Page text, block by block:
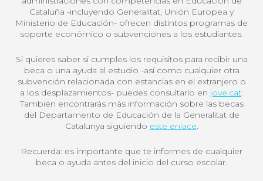
Cataluña -incluyendo Generalitat, Unión Europea y
Ministerio de Educación- ofrecen distintos programas de
soporte económico o subvenciones a los estudiantes.
Si quieres saber si cumples los requisitos para recibir una
beca o una ayuda al estudio -así como cualquier otra
subvención relacionada con estancias en el extranjero o
a los desplazamientos- puedes consultarlo en jove.cat.
También encontrarás más información sobre las becas
del Departamento de Educación de la Generalitat de
Catalunya siguiendo este enlace.
Recuerda: es importante que te informes de cualquier
beca o ayuda antes del inicio del curso escolar.